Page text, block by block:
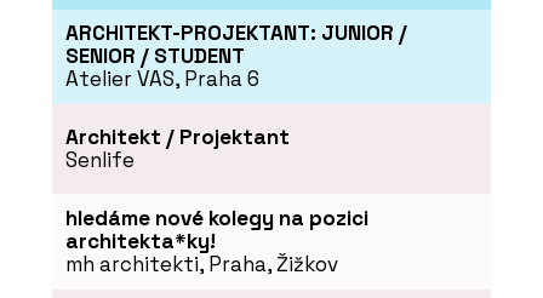
ARCHITEKT-PROJEKTANT: JUNIOR /
SENIOR / STUDENT
Atelier VAS, Praha 6
Architekt / Projektant
Senlife
hledáme nové kolegy na pozici
architekta*ky!
mh architekti, Praha, Žižkov